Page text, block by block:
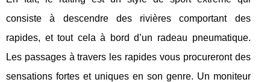
consiste à descendre des rivières comportant des
rapides, et tout cela à bord d’un radeau pneumatique.
Les passages à travers les rapides vous procureront des
sensations fortes et uniques en son genre. Un moniteur